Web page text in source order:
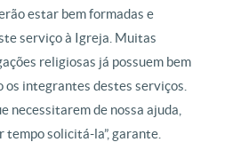
estar bem formadas e
serviço à Igreja. Muitas
religiosas já possuem bem
os integrantes destes serviços.
necessitarem de nossa ajuda,
tempo solicitá-la”, garante.